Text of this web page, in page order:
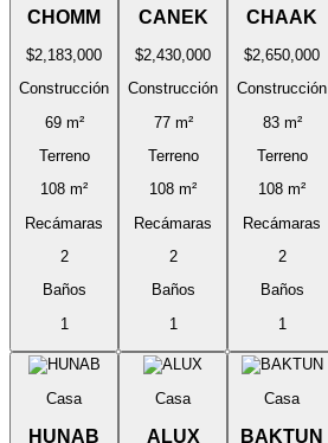
CHOMM
$2,183,000
Construcción
69 m²
Terreno
108 m²
Recámaras
2
Baños
1
CANEK
$2,430,000
Construcción
77 m²
Terreno
108 m²
Recámaras
2
Baños
1
CHAAK
$2,650,000
Construcción
83 m²
Terreno
108 m²
Recámaras
2
Baños
1
Casa
HUNAB
Casa
ALUX
Casa
BAKTUN